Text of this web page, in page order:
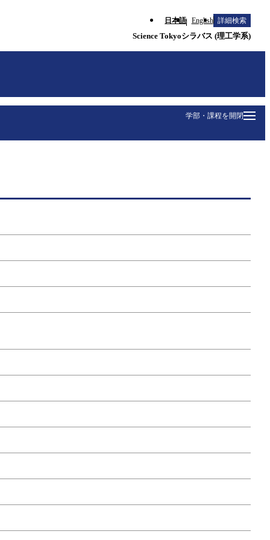
日本語 English 詳細検索
Science Tokyoシラバス (理工学系)
学部・課程を開閉